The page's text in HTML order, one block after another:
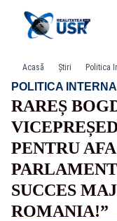
Acasă Știri Politica
POLITICA
RAREȘ
PENTRU
SUCCES
ROMANIA!”